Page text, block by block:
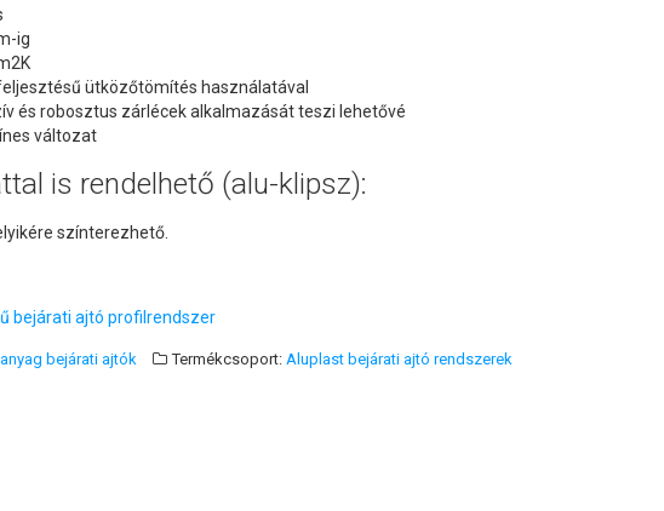
ig
ütközőtömítés használatával
és robosztus zárlécek alkalmazását teszi lehetővé
változat
is rendelhető (alu-klipsz):
színterezhető.
bejárati ajtó profilrendszer
bejárati ajtók Termékcsoport:Aluplast bejárati ajtó rendszerek